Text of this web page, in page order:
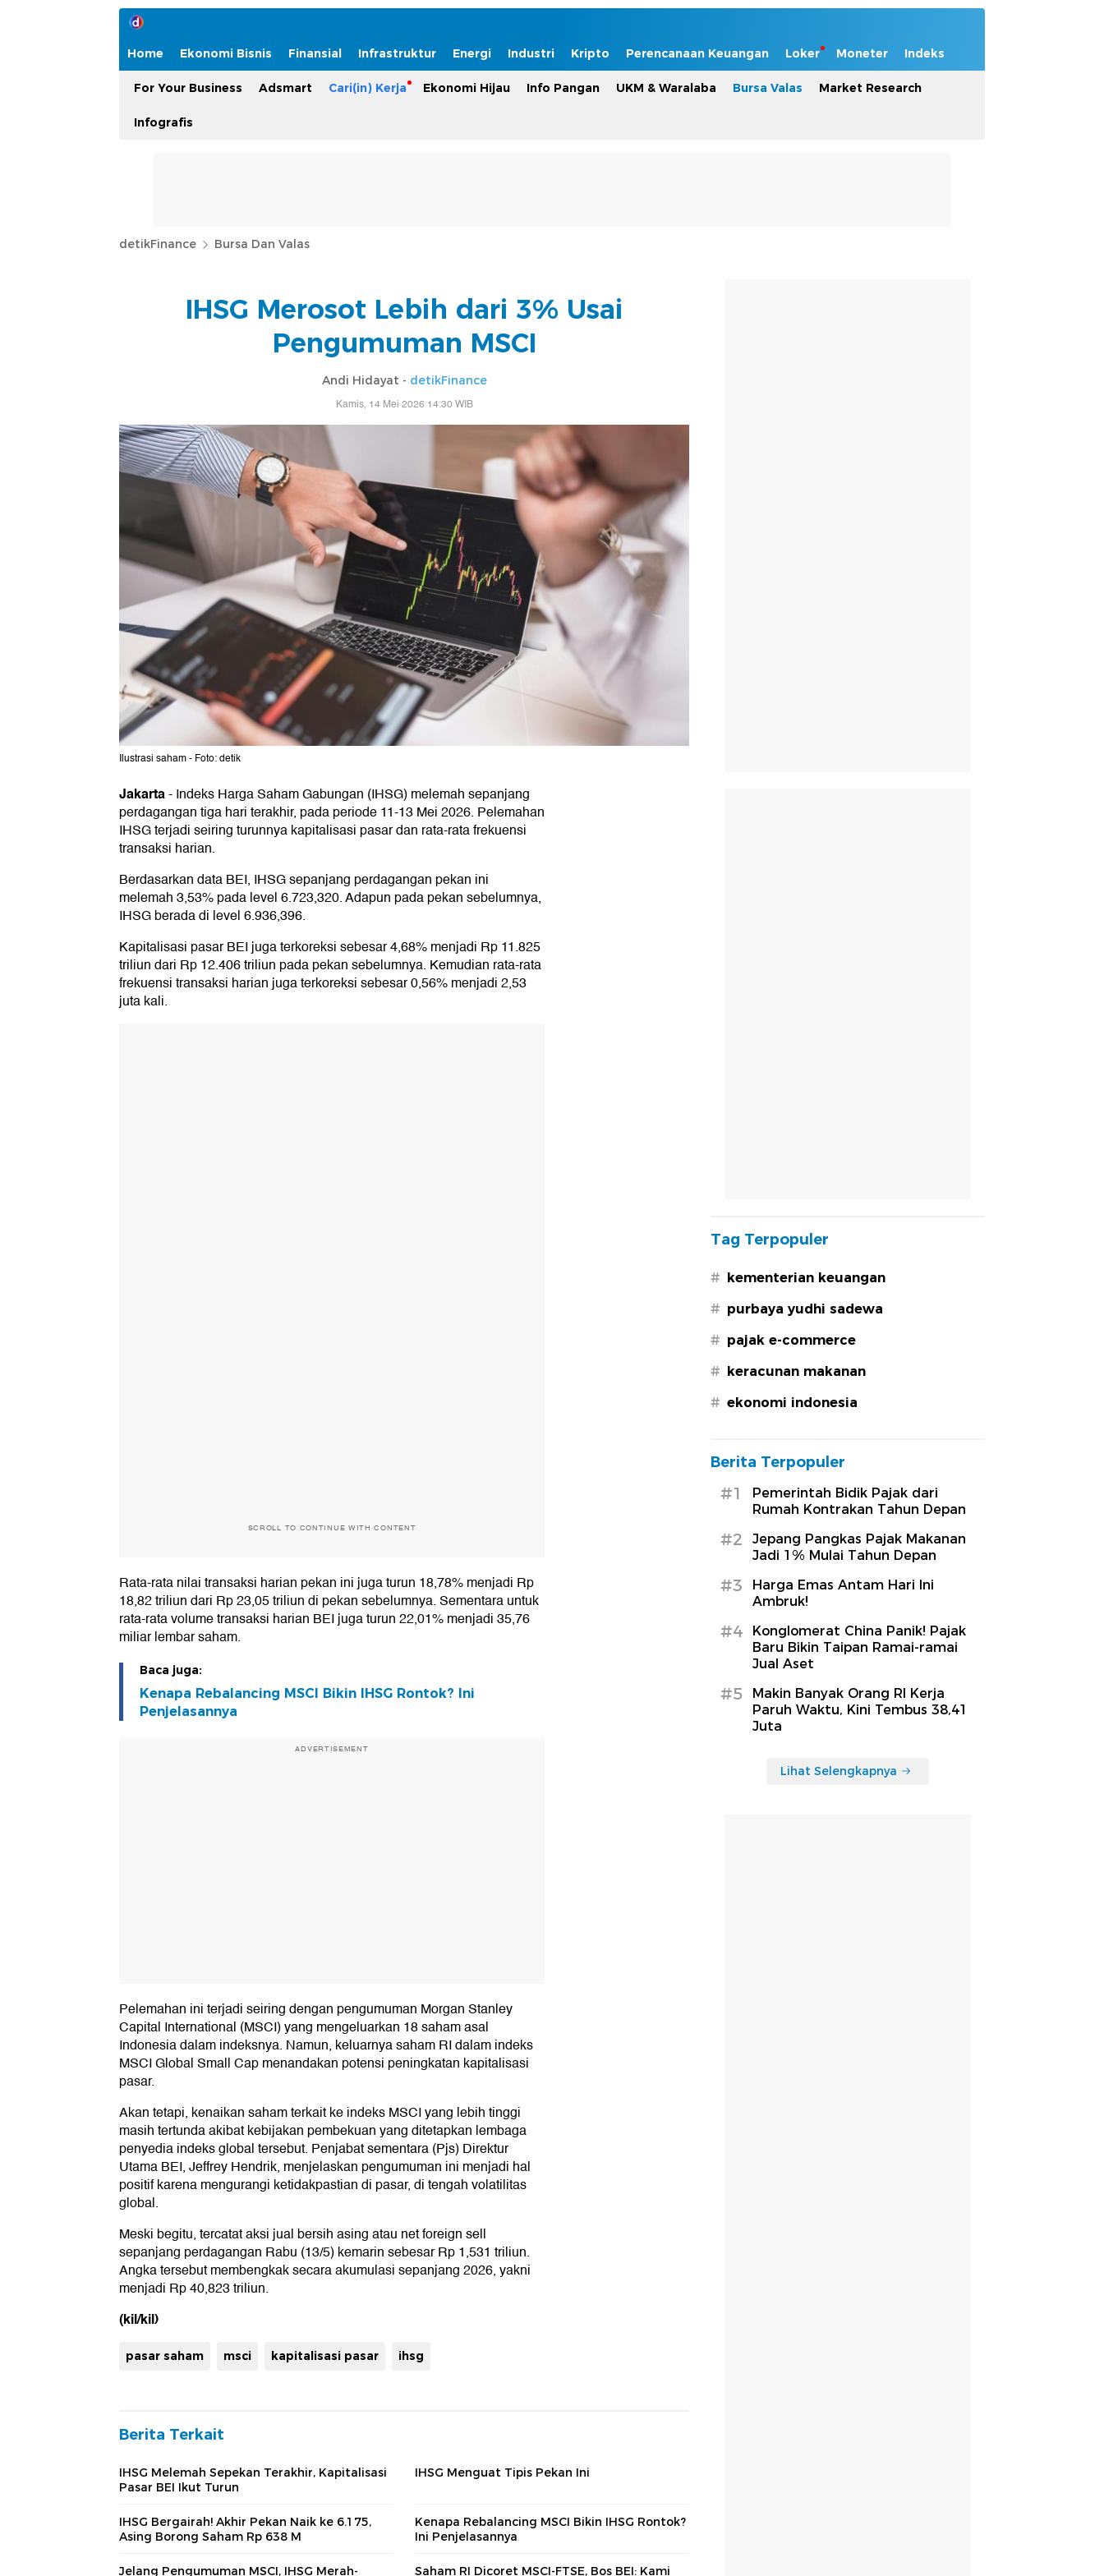
Home Ekonomi Bisnis Finansial Infrastruktur Energi Industri Kripto Perencanaan Keuangan Loker Moneter Indeks
For Your Business Adsmart Cari(in) Kerja Ekonomi Hijau Info Pangan UKM & Waralaba Bursa Valas Market Research
Infografis
detikFinance Bursa Dan Valas
IHSG Merosot Lebih dari 3% Usai
Pengumuman MSCI
Andi Hidayat - detikFinance
Kamis, 14 Mei 2026 14:30 WIB
Ilustrasi saham - Foto: detik
Jakarta-Indeks Harga Saham Gabungan (IHSG) melemah sepanjang
perdagangan tiga hari terakhir, pada periode 11-13 Mei 2026. Pelemahan
IHSG terjadi seiring turunnya kapitalisasi pasar dan rata-rata frekuensi
transaksi harian.
Berdasarkan data BEI, IHSG sepanjang perdagangan pekan ini
melemah 3,53% pada level 6.723,320. Adapun pada pekan sebelumnya,
IHSG berada di level 6.936,396.
Kapitalisasi pasar BEI juga terkoreksi sebesar 4,68% menjadi Rp 11.825
triliun dari Rp 12.406 triliun pada pekan sebelumnya. Kemudian rata-rata
frekuensi transaksi harian juga terkoreksi sebesar 0,56% menjadi 2,53
juta kali.
SCROLL TO CONTINUE WITH CONTENT
Rata-rata nilai transaksi harian pekan ini juga turun 18,78% menjadi Rp
18,82 triliun dari Rp 23,05 triliun di pekan sebelumnya. Sementara untuk
rata-rata volume transaksi harian BEI juga turun 22,01% menjadi 35,76
miliar lembar saham.
Baca juga:
Kenapa Rebalancing MSCI Bikin IHSG Rontok? Ini
Penjelasannya
ADVERTISEMENT
Pelemahan ini terjadi seiring dengan pengumuman Morgan Stanley
Capital International (MSCI) yang mengeluarkan 18 saham asal
Indonesia dalam indeksnya. Namun, keluarnya saham RI dalam indeks
MSCI Global Small Cap menandakan potensi peningkatan kapitalisasi
pasar.
Akan tetapi, kenaikan saham terkait ke indeks MSCI yang lebih tinggi
masih tertunda akibat kebijakan pembekuan yang ditetapkan lembaga
penyedia indeks global tersebut. Penjabat sementara (Pjs) Direktur
Utama BEI, Jeffrey Hendrik, menjelaskan pengumuman ini menjadi hal
positif karena mengurangi ketidakpastian di pasar, di tengah volatilitas
global.
Meski begitu, tercatat aksi jual bersih asing atau net foreign sell
sepanjang perdagangan Rabu (13/5) kemarin sebesar Rp 1,531 triliun.
Angka tersebut membengkak secara akumulasi sepanjang 2026, yakni
menjadi Rp 40,823 triliun.
(kil/kil)
pasar saham msci kapitalisasi pasar ihsg
Berita Terkait
IHSG Melemah Sepekan Terakhir, Kapitalisasi
Pasar BEI Ikut Turun
IHSG Menguat Tipis Pekan Ini
IHSG Bergairah! Akhir Pekan Naik ke 6.175,
Asing Borong Saham Rp 638 M
Kenapa Rebalancing MSCI Bikin IHSG Rontok?
Ini Penjelasannya
Jelang Pengumuman MSCI, IHSG Merah- Saham RI Dicoret MSCI-FTSE, Bos BEI: Kami
Tag Terpopuler
# kementerian keuangan
# purbaya yudhi sadewa
# pajak e-commerce
# keracunan makanan
# ekonomi indonesia
Berita Terpopuler
#1
Pemerintah Bidik Pajak dari
Rumah Kontrakan Tahun Depan
#2
Jepang Pangkas Pajak Makanan
Jadi 1% Mulai Tahun Depan
#3
Harga Emas Antam Hari Ini
Ambruk!
#4
Konglomerat China Panik! Pajak
Baru Bikin Taipan Ramai-ramai
Jual Aset
#5
Makin Banyak Orang RI Kerja
Paruh Waktu, Kini Tembus 38,41
Juta
Lihat Selengkapnya